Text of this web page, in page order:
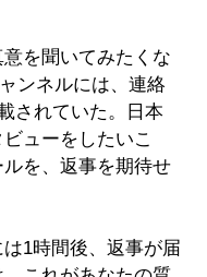
を聞いてみたくな
ンネルには、連絡
されていた。日本
ューをしたいこ
を、返事を期待せ
1時間後、返事が届